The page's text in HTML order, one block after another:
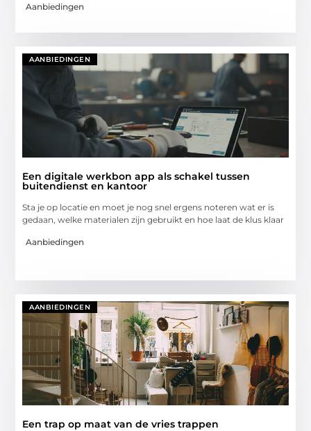
Aanbiedingen
AANBIEDINGEN
Een digitale werkbon app als schakel tussen
buitendienst en kantoor
Sta je op locatie en moet je nog snel ergens noteren wat er is
gedaan, welke materialen zijn gebruikt en hoe laat de klus klaar
Aanbiedingen
AANBIEDINGEN
Een trap op maat van de vries trappen